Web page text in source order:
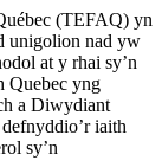
(TEFAQ) yn
unigolion nad yw
at y rhai sy’n
Quebec yng
a Diwydiant
iaith
sy’n